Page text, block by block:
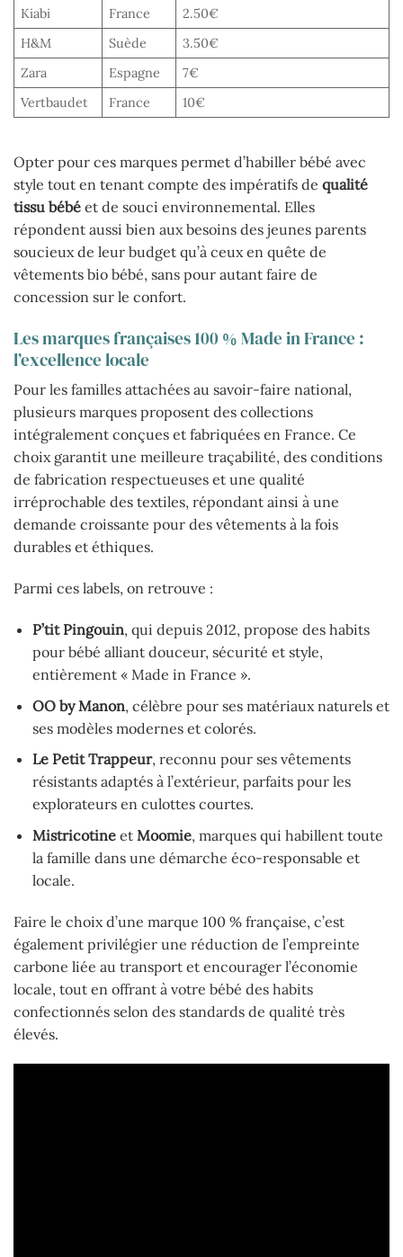
Kiabi France
2.50€
H&M
Suède
3.50€
Zara
Espagne
7€
Vertbaudet
France 10€
Opter pour ces marques permet d’habiller bébé avec
style tout en tenant compte des impératifs de qualité
tissu bébé et de souci environnemental. Elles
répondent aussi bien aux besoins des jeunes parents
soucieux de leur budget qu’à ceux en quête de
vêtements bio bébé, sans pour autant faire de
concession sur le confort.
Les marques françaises 100 % Made in France :
l’excellence locale
Pour les familles attachées au savoir-faire national,
plusieurs marques proposent des collections
intégralement conçues et fabriquées en France. Ce
choix garantit une meilleure traçabilité, des conditions
de fabrication respectueuses et une qualité
irréprochable des textiles, répondant ainsi à une
demande croissante pour des vêtements à la fois
durables et éthiques.
Parmi ces labels, on retrouve :
P’tit Pingouin, qui depuis 2012, propose des habits
pour bébé alliant douceur, sécurité et style,
entièrement « Made in France ».
OO by Manon, célèbre pour ses matériaux naturels et
ses modèles modernes et colorés.
Le Petit Trappeur, reconnu pour ses vêtements
résistants adaptés à l’extérieur, parfaits pour les
explorateurs en culottes courtes.
Mistricotineet Moomie, marques qui habillent toute
la famille dans une démarche éco-responsable et
locale.
Faire le choix d’une marque 100 % française, c’est
également privilégier une réduction de l’empreinte
carbone liée au transport et encourager l’économie
locale, tout en offrant à votre bébé des habits
confectionnés selon des standards de qualité très
élevés.